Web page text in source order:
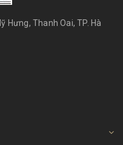
Hưng, Thanh Oai, TP. Hà